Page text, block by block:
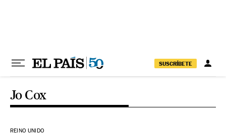
SUSCRÍBETE
Jo Cox
REINO UNIDO